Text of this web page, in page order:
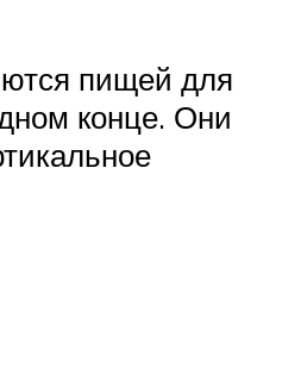
пищей для
конце. Они